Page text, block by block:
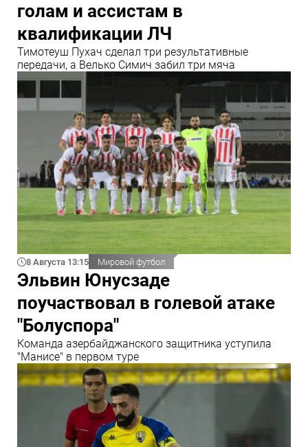
голам и ассистам в
квалификации ЛЧ
Тимотеуш Пухач сделал три результативные
передачи, а Велько Симич забил три мяча
8 Августа 13:15 Мировой футбол
Эльвин Юнусзаде
поучаствовал в голевой атаке
"Болуспора"
Команда азербайджанского защитника уступила
"Манисе" в первом туре